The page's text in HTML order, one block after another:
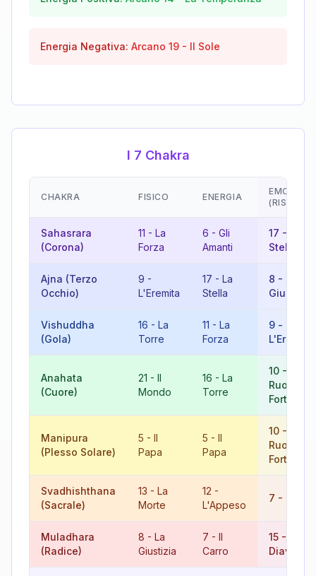
Energia Negativa: Arcano 19 - Il Sole
I 7 Chakra
CHAKRA FISICO ENERGIA
EMOZIONI
Sahasrara
(Corona)
11 - La
Forza
6 - Gli
Amanti
17 -
Stella
Ajna (Terzo
Occhio)
9 -
L'Eremita
17 - La
Stella
8 -
Giustizia
Vishuddha
(Gola)
16 - La
Torre
11 - La
Forza
9 -
L'Eremita
Anahata
(Cuore)
21 - Il
Mondo
16 - La
Torre
10 -
Ruota
Fortuna
Manipura
(Plesso Solare)
5 - Il
Papa
5 - Il
Papa
10 -
Ruota
Fortuna
Svadhishthana
(Sacrale)
13 - La
Morte
12 -
L'Appeso
7 -
Muladhara
(Radice)
8 - La
Giustizia
7 - Il
Carro
15 -
Diavolo